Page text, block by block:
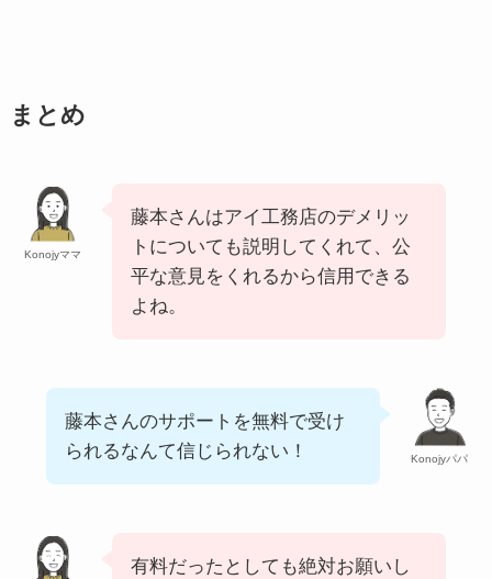
まとめ
Konojyママ
藤本さんはアイ工務店のデメリッ
トについても説明してくれて、公
平な意見をくれるから信用できる
よね。
Konojyパパ
藤本さんのサポートを無料で受け
られるなんて信じられない！
有料だったとしても絶対お願いし